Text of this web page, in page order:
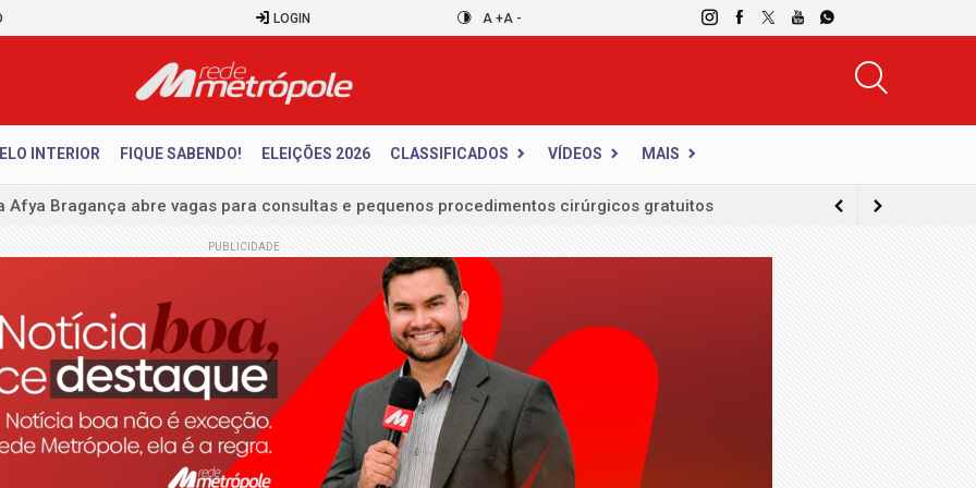
LOGIN A +A -
INTERIOR FIQUE SABENDO! ELEIÇÕES 2026 CLASSIFICADOS VÍDEOS MAIS
DE LICENÇA AMBIENTAL
cresceram 10% em julho
desarticular ataques a Brasília
neutralidade na eleição presidencial
diagnóstico científico sobre a Educação Especial Inclusiva
especialistas explicam como organizar a rotina escolar e terapêutica de crianças
PUBLICIDADE